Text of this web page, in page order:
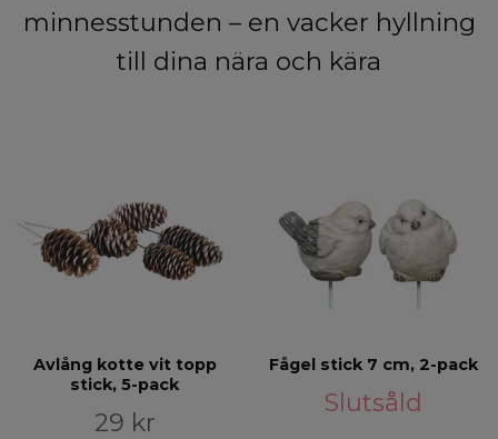
minnesstunden – en vacker hyllning
till dina nära och kära
Avlång kotte vit topp
stick, 5-pack
29 kr
Fågel stick 7 cm, 2-pack
Slutsåld